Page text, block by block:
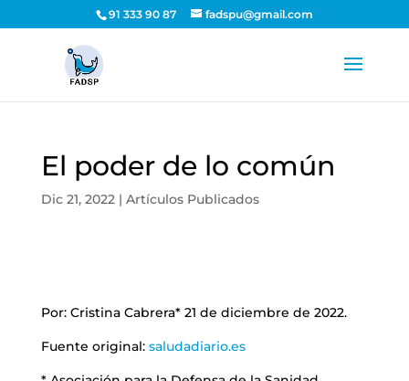
91 333 90 87 fadspu@gmail.com
El poder de lo común
Dic 21, 2022| Artículos Publicados
Por: Cristina Cabrera* 21 de diciembre de 2022.
Fuente original: saludadiario.es